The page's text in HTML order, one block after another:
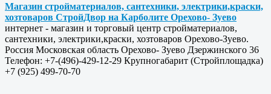
Магазин стройматериалов, сантехники, электрики,краски,
хозтоваров СтройДвор на Карболите Орехово- Зуево
интернет - магазин и торговый центр стройматериалов,
сантехники, электрики,краски, хозтоваров Орехово-Зуево.
Россия Московская область Орехово- Зуево Дзержинского 36
Телефон: +7-(496)-429-12-29 Крупногабарит (Стройплощадка)
+7 (925) 499-70-70